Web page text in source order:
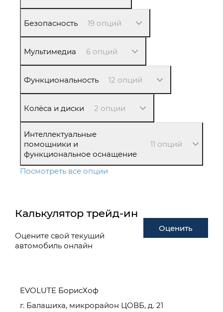
Безопасность 19 опций
Мультимедиа 6 опций
Функциональность 12 опций
Колёса и диски 2 опции
Интеллектуальные
помощники и
функциональное оснащение
11 опций
Посмотреть все опции
Калькулятор трейд-ин
Оцените свой текущий
автомобиль онлайн
Оценить
EVOLUTE БорисХоф
г. Балашиха, микрорайон ЦОВБ, д. 21